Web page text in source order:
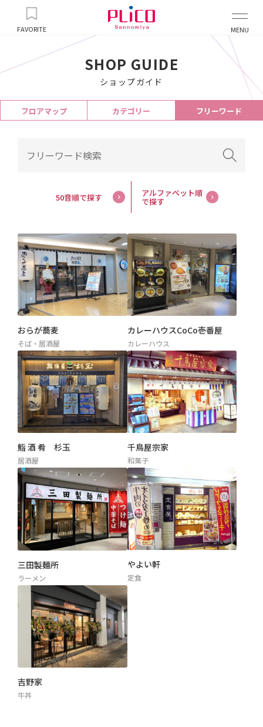
FAVORITE MENU
SHOP GUIDE
ショップガイド
フロアマップ カテゴリー フリーワード
50音順で探す アルファベット順
で探す
おらが蕎麦
そば・居酒屋
カレーハウスCoCo壱番屋
カレーハウス
鮨 酒 肴 杉玉
居酒屋
千鳥屋宗家
和菓子
三田製麺所
ラーメン
やよい軒
定食
吉野家
牛丼